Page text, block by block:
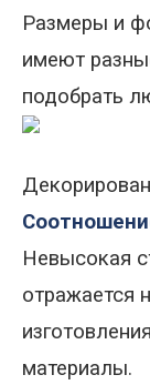
Размеры и
имеют
подобрать
Невысокая
отражается
материалы.